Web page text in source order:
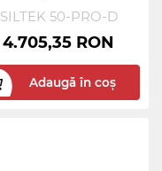
SILTEK 50-PRO-D
4.705,35 RON
Adaugă în coș